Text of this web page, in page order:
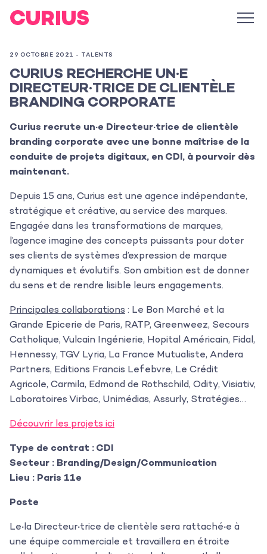
29 OCTOBRE 2021 - TALENTS
CURIUS RECHERCHE UN·E
DIRECTEUR·TRICE DE CLIENTÈLE
BRANDING CORPORATE
Curius recrute un·e Directeur·trice de clientèle
branding corporate avec une bonne maîtrise de la
conduite de projets digitaux, en CDI, à pourvoir dès
maintenant.
Depuis 15 ans, Curius est une agence indépendante,
stratégique et créative, au service des marques.
Engagée dans les transformations de marques,
l’agence imagine des concepts puissants pour doter
ses clients de systèmes d’expression de marque
dynamiques et évolutifs. Son ambition est de donner
du sens et de rendre lisible leurs engagements.
Principales collaborations : Le Bon Marché et la
Grande Epicerie de Paris, RATP, Greenweez, Secours
Catholique, Vulcain Ingénierie, Hopital Américain, Fidal,
Hennessy, TGV Lyria, La France Mutualiste, Andera
Partners, Editions Francis Lefebvre, Le Crédit
Agricole, Carmila, Edmond de Rothschild, Odity, Visiativ,
Laboratoires Virbac, Unimédias, Assurly, Stratégies…
Découvrir les projets ici
Type de contrat : CDI
Secteur : Branding/Design/Communication
Lieu : Paris 11e
Poste
Le·la Directeur·trice de clientèle sera rattaché·e à
une équipe commerciale et travaillera en étroite